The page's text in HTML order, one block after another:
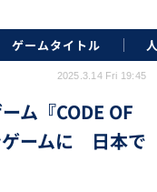
ゲームタイトル
ム『CODE OF
ゲームに 日本で
2025.3.14 Fri 19:45